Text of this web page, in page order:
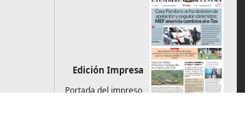
Edición Impresa
Portada del impreso